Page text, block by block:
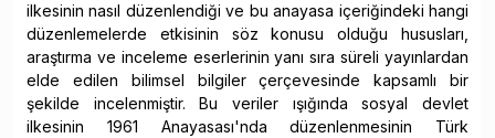
ilkesinin nasıl düzenlendiği ve bu anayasa içeriğindeki hangi
düzenlemelerde etkisinin söz konusu olduğu hususları,
araştırma ve inceleme eserlerinin yanı sıra süreli yayınlardan
elde edilen bilimsel bilgiler çerçevesinde kapsamlı bir
şekilde incelenmiştir. Bu veriler ışığında sosyal devlet
ilkesinin 1961 Anayasası'nda düzenlenmesinin Türk